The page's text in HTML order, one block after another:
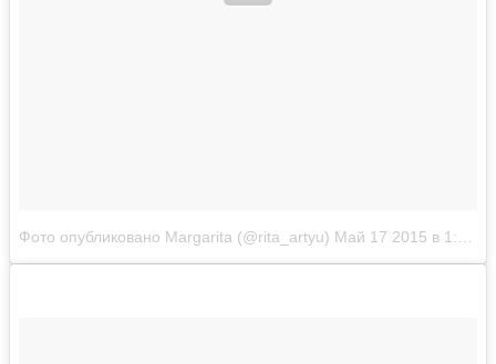
Фото опубликовано Margarita (@rita_artyu) Май 17 2015 в 1:46 PDT